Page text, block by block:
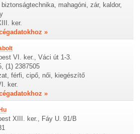
mahagóni, zár, kaldor,
ker.
»
VI. ker., Váci út 1-3.
(1) 2387505
férfi, cipő, női, kiegészítő
ker.
»
XIII. ker., Fáy U. 91/B